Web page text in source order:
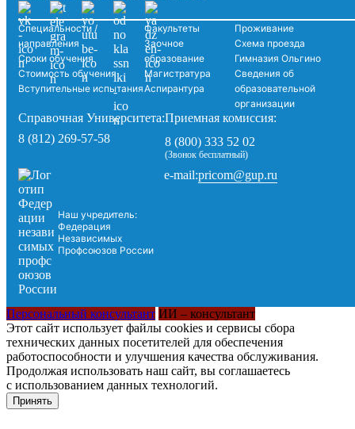
Специальности /
направления
Сроки обучения
Стоимость обучения
Вступительные испытания
Факультеты
Заочное
образование
Магистратура
Аспирантура
Проживание
Схема проезда
Гимназия Ольгино
Сведения об
образовательной
организации
Справочная Университета:
8 (812) 269-57-58
Приемная комиссия:
8 (800) 333 52 02
(Звонок бесплатный)
Наш учредитель:
Федерация
Независимых
Профсоюзов России
e-mail:pricom@gup.ru
Персональный консультант ИИ – консультант
Этот сайт использует файлы cookies и сервисы сбора
технических данных посетителей для обеспечения
работоспособности и улучшения качества обслуживания.
Продолжая использовать наш сайт, вы соглашаетесь
с использованием данных технологий.
Принять